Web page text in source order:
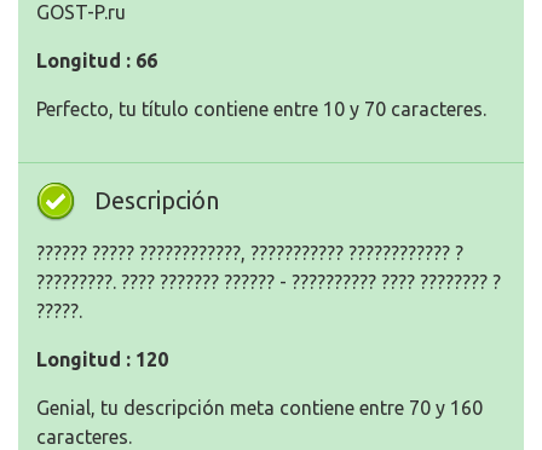
GOST-P.ru
Longitud : 66
Perfecto, tu título contiene entre 10 y 70 caracteres.
Descripción
?????? ????? ????????????, ??????????? ???????????? ?
?????????. ???? ??????? ?????? - ?????????? ???? ???????? ?
?????.
Longitud : 120
Genial, tu descripción meta contiene entre 70 y 160
caracteres.